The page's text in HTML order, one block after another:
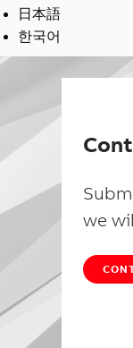
日本語
한국어
we